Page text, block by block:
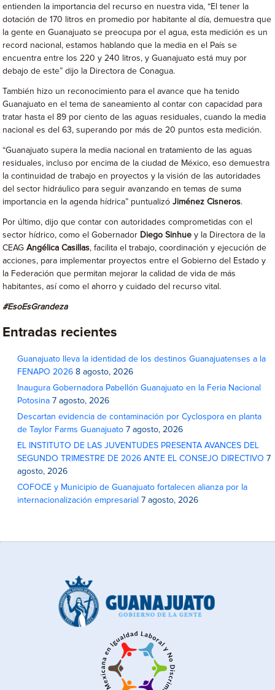
entienden la importancia del recurso en nuestra vida, “El tener la
dotación de 170 litros en promedio por habitante al día, demuestra que
la gente en Guanajuato se preocupa por el agua, esta medición es un
record nacional, estamos hablando que la media en el País se
encuentra entre los 220 y 240 litros, y Guanajuato está muy por
debajo de este” dijo la Directora de Conagua.
También hizo un reconocimiento para el avance que ha tenido
Guanajuato en el tema de saneamiento al contar con capacidad para
tratar hasta el 89 por ciento de las aguas residuales, cuando la media
nacional es del 63, superando por más de 20 puntos esta medición.
“Guanajuato supera la media nacional en tratamiento de las aguas
residuales, incluso por encima de la ciudad de México, eso demuestra
la continuidad de trabajo en proyectos y la visión de las autoridades
del sector hidráulico para seguir avanzando en temas de suma
importancia en la agenda hídrica” puntualizóJiménez Cisneros.
Por último, dijo que contar con autoridades comprometidas con el
sector hídrico, como el Gobernador Diego Sinhue y la Directora de la
CEAGAngélica Casillas, facilita el trabajo, coordinación y ejecución de
acciones, para implementar proyectos entre el Gobierno del Estado y
la Federación que permitan mejorar la calidad de vida de más
habitantes, así como el ahorro y cuidado del recurso vital.
#EsoEsGrandeza
Entradas recientes
Guanajuato lleva la identidad de los destinos Guanajuatenses a la
FENAPO 2026 8 agosto, 2026
Inaugura Gobernadora Pabellón Guanajuato en la Feria Nacional
Potosina 7 agosto, 2026
Descartan evidencia de contaminación por Cyclospora en planta
de Taylor Farms Guanajuato 7 agosto, 2026
EL INSTITUTO DE LAS JUVENTUDES PRESENTA AVANCES DEL
SEGUNDO TRIMESTRE DE 2026 ANTE EL CONSEJO DIRECTIVO 7
agosto, 2026
COFOCE y Municipio de Guanajuato fortalecen alianza por la
internacionalización empresarial 7 agosto, 2026